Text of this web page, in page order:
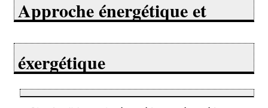
Approche énergétique et
éxergétique